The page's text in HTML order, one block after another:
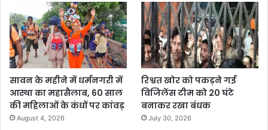
सावन के महीने में धर्मनगरी में
आस्था का महासैलाब, 60 साल
की महिलाओं के कंधों पर कांवड़
August 4, 2026
रिश्वत खोर को पकड़ने गई
विजिलेंस टीम को 20 घंटे
बनाकर रखा बंधक
July 30, 2026